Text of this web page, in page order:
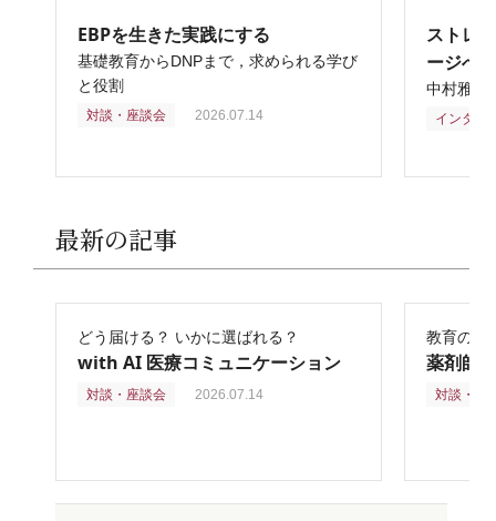
EBPを生きた実践にする
基礎教育からDNPまで，求められる学び
と役割
対談・座談会 2026.07.14
ストレ
ージへ
中村雅俊
インタビ
最新の記事
どう届ける？ いかに選ばれる？
with AI 医療コミュニケーション
対談・座談会 2026.07.14
教育の再
薬剤師
対談・座